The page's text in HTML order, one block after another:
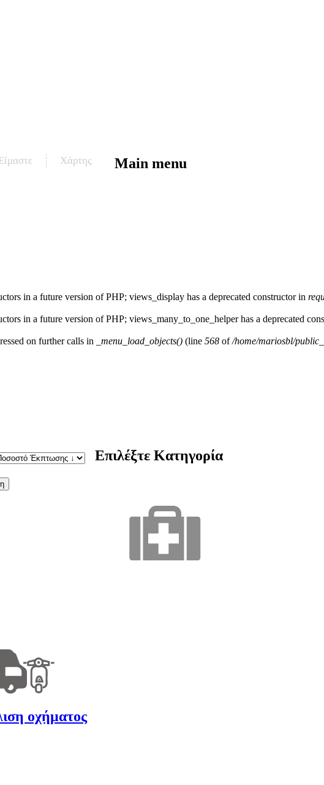
Χάρτης Main menu
in a future version of PHP; views_display has a deprecated constructor in
in a future version of PHP; views_many_to_one_helper has a deprecated
on further calls in _menu_load_objects() (line 568 of/home/mariosbl/
Επιλέξτε Κατηγορία
οχήματος